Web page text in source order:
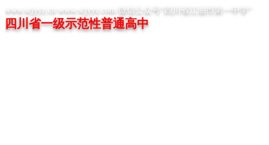
www.scjyyz.cn www.scjyyz.com 微信公众号“四川省江油市第一中学”
四川省一级示范性普通高中